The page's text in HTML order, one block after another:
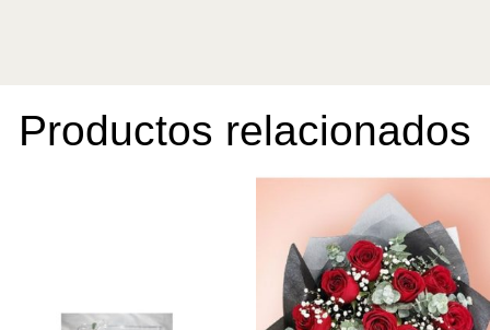
Productos relacionados